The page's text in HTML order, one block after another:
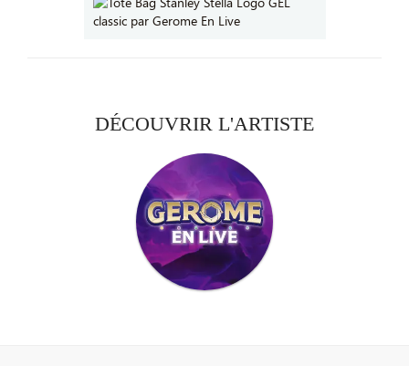
DÉCOUVRIR L'ARTISTE